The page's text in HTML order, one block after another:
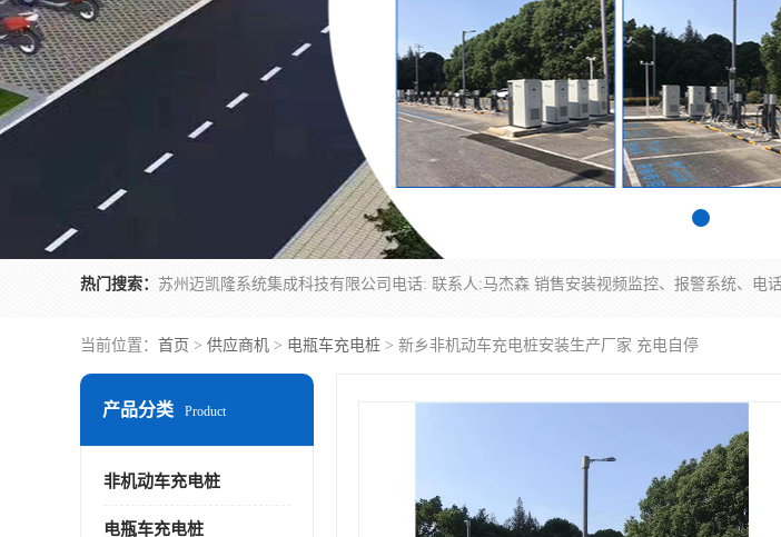
热门搜索：
当前位置： 首页 > 供应商机 > 电瓶车充电桩 > 新乡非机动车充电桩安装生产厂家 充电自停
产品分类 Product
非机动车充电桩
电瓶车充电桩